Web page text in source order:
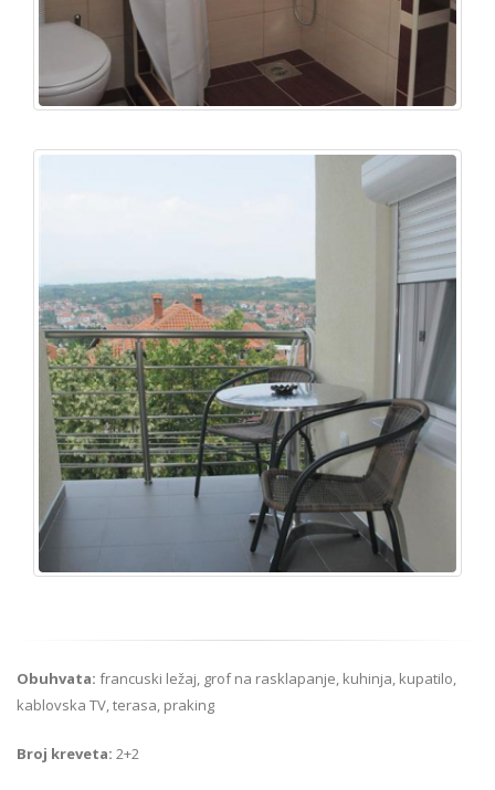
Obuhvata: francuski ležaj, grof na rasklapanje, kuhinja, kupatilo,
kablovska TV, terasa, praking
Broj kreveta: 2+2